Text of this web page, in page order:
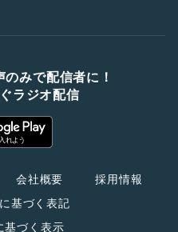
みで配信者に！
ラジオ配信
会社概要
採用情報
基づく表記
基づく表示